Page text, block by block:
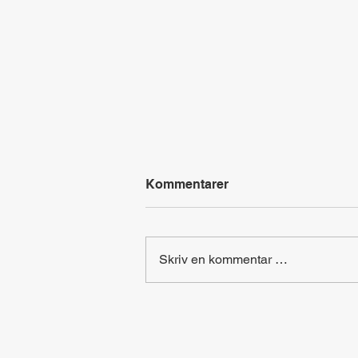
At home - Labyrintjakt
Kommentarer
Skriv en kommentar …